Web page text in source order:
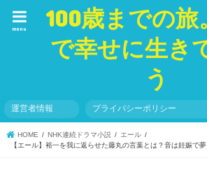
100歳までの旅
で幸せに生き
う
menu
運営者情報 プライバシーポリシー
HOME NHK連続ドラマ小説
エール
【エール】裕一を我に返らせた藤丸の言葉とは？音は妊娠で